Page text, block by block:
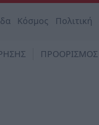
Κόσμος Πολιτική
ΠΡΟΟΡΙΣΜΟΣ